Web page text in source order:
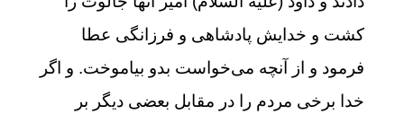
کشت و خدایش پادشاهی و فرزانگی عطا
فرمود و از آنچه می‌خواست بدو بیاموخت. و اگر
خدا برخی مردم را در مقابل بعضی دیگر بر